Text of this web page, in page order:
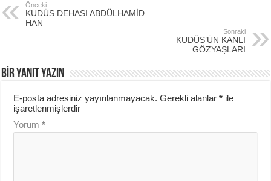
Önceki
KUDÜS DEHASI ABDÜLHAMİD
HAN
Sonraki
KUDÜS’ÜN KANLI
GÖZYAŞLARI
BIR YANIT YAZIN
E-posta adresiniz yayınlanmayacak. Gerekli alanlar* ile
işaretlenmişlerdir
Yorum*